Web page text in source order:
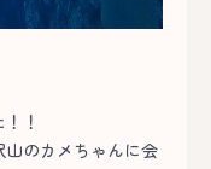
！
のカメちゃんに会